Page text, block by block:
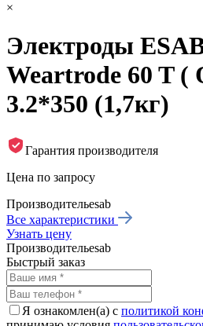
×
Электроды
Weartrode 60 T (
3.2*350 (1,7кг)
Гарантия производителя
Цена по запросу
Производительesab
Все характеристики
Узнать цену
Производительesab
Быстрый заказ
Я ознакомлен(а) с политикой